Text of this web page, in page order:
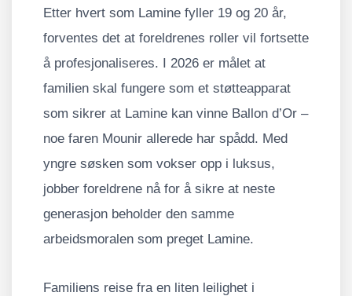
Etter hvert som Lamine fyller 19 og 20 år,
forventes det at foreldrenes roller vil fortsette
å profesjonaliseres. I 2026 er målet at
familien skal fungere som et støtteapparat
som sikrer at Lamine kan vinne Ballon d’Or –
noe faren Mounir allerede har spådd. Med
yngre søsken som vokser opp i luksus,
jobber foreldrene nå for å sikre at neste
generasjon beholder den samme
arbeidsmoralen som preget Lamine.
Familiens reise fra en liten leilighet i